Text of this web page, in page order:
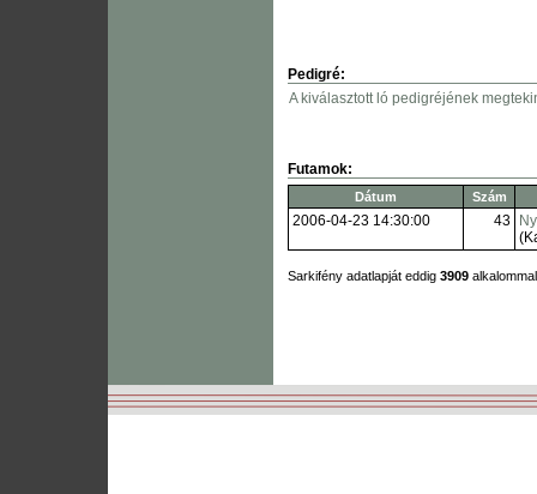
Pedigré:
A kiválasztott ló pedigréjének
Futamok:
Dátum Szám
2006-04-23 14:30:00 43
Sarkifény adatlapját eddig 3909